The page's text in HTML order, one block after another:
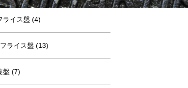
ライス盤 (4)
ライス盤 (13)
盤 (7)